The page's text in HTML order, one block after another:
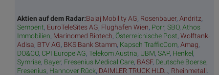
Aktien auf dem Radar:Bajaj Mobility AG, Rosenbauer, Andritz,
Semperit, EuroTeleSites AG, Flughafen Wien, Porr, SBO, Athos
Immobilien, Marinomed Biotech, Österreichische Post, Wolftank-
Adisa, BTV AG, BKS Bank Stamm, Kapsch TrafficCom, Amag,
DO&CO, CPI Europe AG, Telekom Austria, UBM, SAP, Henkel,
Symrise, Bayer, Fresenius Medical Care, BASF, Deutsche Boerse,
Fresenius, Hannover Rück, DAIMLER TRUCK HLD... , Rheinmetall